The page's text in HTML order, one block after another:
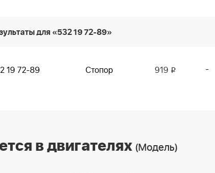
для «532 19 72-89»
19 72-89 Стопор 919 i -
в двигателях (Модель)